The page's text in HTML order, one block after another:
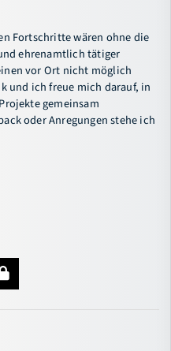
Fortschritte wären ohne die
ehrenamtlich tätiger
vor Ort nicht möglich
und ich freue mich darauf, in
gemeinsam
oder Anregungen stehe ich